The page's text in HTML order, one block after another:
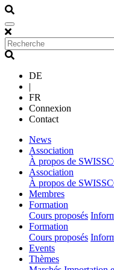
DE
|
FR
Connexion
Contact
News(current)
Association
À propos de
Association
À propos de
Membres(current)
Formation
Cours proposés
Formation
Cours proposés
Events(current)
Thèmes(current)